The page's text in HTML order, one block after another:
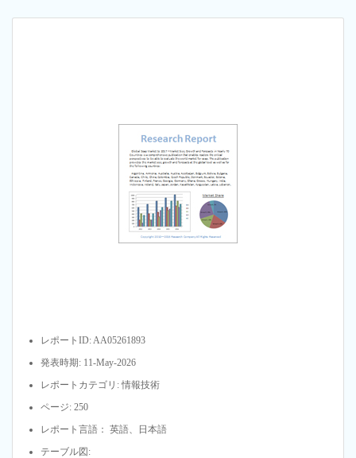
レポートID: AA05261893
発表時期: 11-May-2026
レポートカテゴリ: 情報技術
ページ: 250
レポート言語： 英語、日本語
テーブル図: